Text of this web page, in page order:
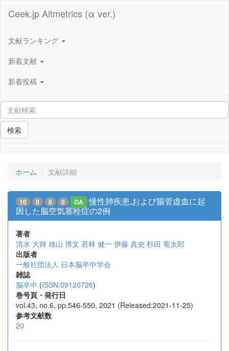
Ceek.jp Altmetrics (α ver.)
文献ランキング
新着文献
新着投稿
検索
ホーム 文献詳細
10 0 0 0 OA
慢性肺疾患,および腸管虚血に起
因した脳空気塞栓症の2例
著者
清水 大輝 雄山 博文 若林 健一 伊藤 真史 杉田 竜太郎
出版者
一般社団法人 日本脳卒中学会
雑誌
脳卒中 (ISSN:09120726)
巻号頁・発行日
vol.43, no.6, pp.546-550, 2021 (Released:2021-11-25)
参考文献数
20